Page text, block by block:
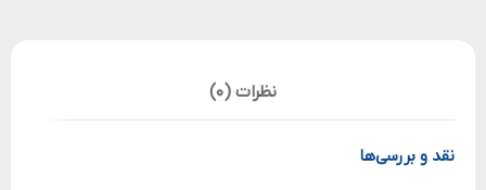
نظرات (0)
نقد و بررسی‌ها